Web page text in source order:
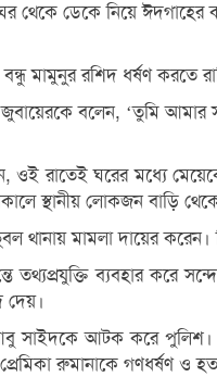
ডেকে নিয়ে ঈদগাহের
মামুনুর রশিদ ধর্ষণ করতে
জুবায়েরকে বলেন, ‘তুমি
ওই রাতেই ঘরের মধ্যে
স্থানীয় লোকজন বাড়ি
থানায় মামলা দায়ের
তথ্যপ্রযুক্তি ব্যবহার করে
দেয়।
সাইদকে আটক করে
রুমানাকে গণধর্ষণ ও